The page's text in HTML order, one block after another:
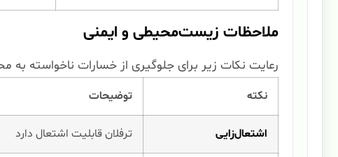
ملاحظات زیست‌محیطی و ایمنی
رعایت نکات زیر برای جلوگیری از خسارات ناخواسته
نکته توضیحات
اشتعال‌زایی ترفلان قابلیت اشتعال دارد